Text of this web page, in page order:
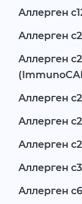
Аллерген
Аллерген
Аллерген
Аллерген
Аллерген
Аллерген
Аллерген
Аллерген